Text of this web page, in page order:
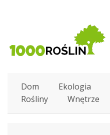
Dom Ekologia
Rośliny
Wnętrze